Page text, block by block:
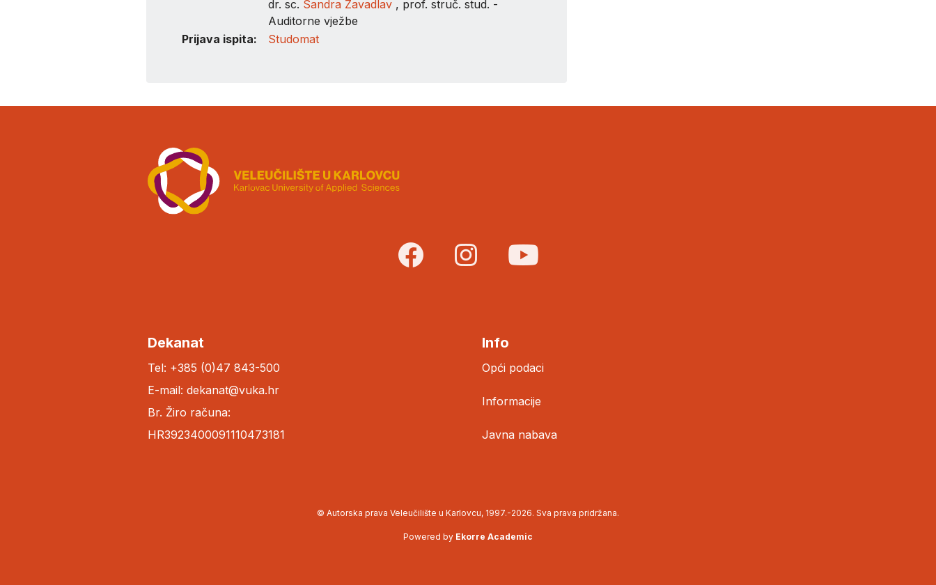
dr. sc. Sandra Zavadlav , prof. struč. stud. -
Auditorne vježbe
Prijava ispita:
Studomat
Dekanat
Tel: +385 (0)47 843-500
E-mail: dekanat@vuka.hr
Br. Žiro računa:
HR3923400091110473181
Info
Opći podaci
Informacije
Javna nabava
© Autorska prava Veleučilište u Karlovcu, 1997.-2026. Sva prava pridržana.
Powered by Ekorre Academic